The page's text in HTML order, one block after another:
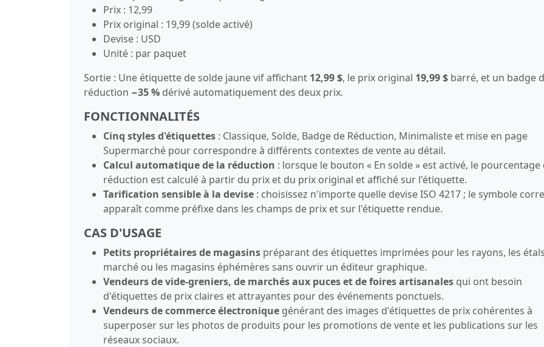
Prix : 12,99
Prix original : 19,99 (solde activé)
Devise : USD
Unité : par paquet
Sortie : Une étiquette de solde jaune vif affichant 12,99 $, le prix original 19,99 $ barré, et un badge
réduction −35 % dérivé automatiquement des deux prix.
FONCTIONNALITÉS
Cinq styles d'étiquettes : Classique, Solde, Badge de Réduction, Minimaliste et mise en page
Supermarché pour correspondre à différents contextes de vente au détail.
Calcul automatique de la réduction : lorsque le bouton « En solde » est activé, le pourcentage
réduction est calculé à partir du prix et du prix original et affiché sur l'étiquette.
Tarification sensible à la devise : choisissez n'importe quelle devise ISO 4217 ; le symbole
apparaît comme préfixe dans les champs de prix et sur l'étiquette rendue.
CAS D'USAGE
Petits propriétaires de magasins préparant des étiquettes imprimées pour les rayons, les
marché ou les magasins éphémères sans ouvrir un éditeur graphique.
Vendeurs de vide-greniers, de marchés aux puces et de foires artisanales qui ont besoin
d'étiquettes de prix claires et attrayantes pour des événements ponctuels.
Vendeurs de commerce électronique générant des images d'étiquettes de prix cohérentes à
superposer sur les photos de produits pour les promotions de vente et les publications sur les
réseaux sociaux.